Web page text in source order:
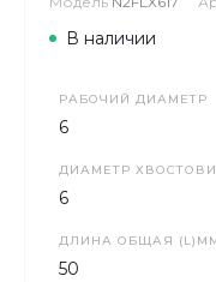
В наличии
РАБОЧИЙ ДИАМЕТР
6
ДИАМЕТР
6
ДЛИНА ОБЩАЯ
50